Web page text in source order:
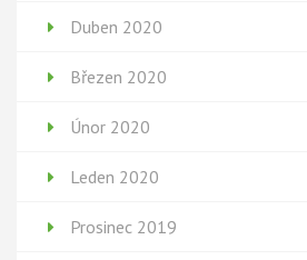
Duben 2020
Březen 2020
Únor 2020
Leden 2020
Prosinec 2019